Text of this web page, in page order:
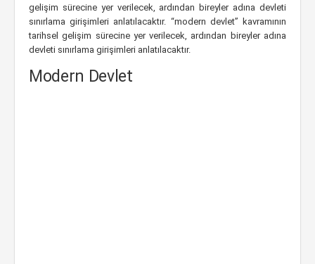
gelişim sürecine yer verilecek, ardından bireyler adına devleti
sınırlama girişimleri anlatılacaktır. “modern devlet” kavramının
tarihsel gelişim sürecine yer verilecek, ardından bireyler adına
devleti sınırlama girişimleri anlatılacaktır.
Modern Devlet